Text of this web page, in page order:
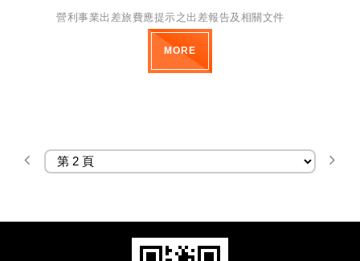
營利事業出差旅費應提示之出差報告及相關文件
MORE